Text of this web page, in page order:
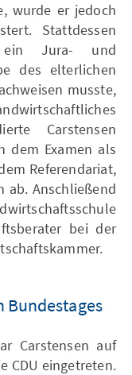
wurde er jedoch
Stattdessen
Jura- und
des elterlichen
musste,
Carstensen
dem Examen als
Referendariat,
ab. Anschließend
bei der
Bundestages
Carstensen auf
CDU eingetreten.